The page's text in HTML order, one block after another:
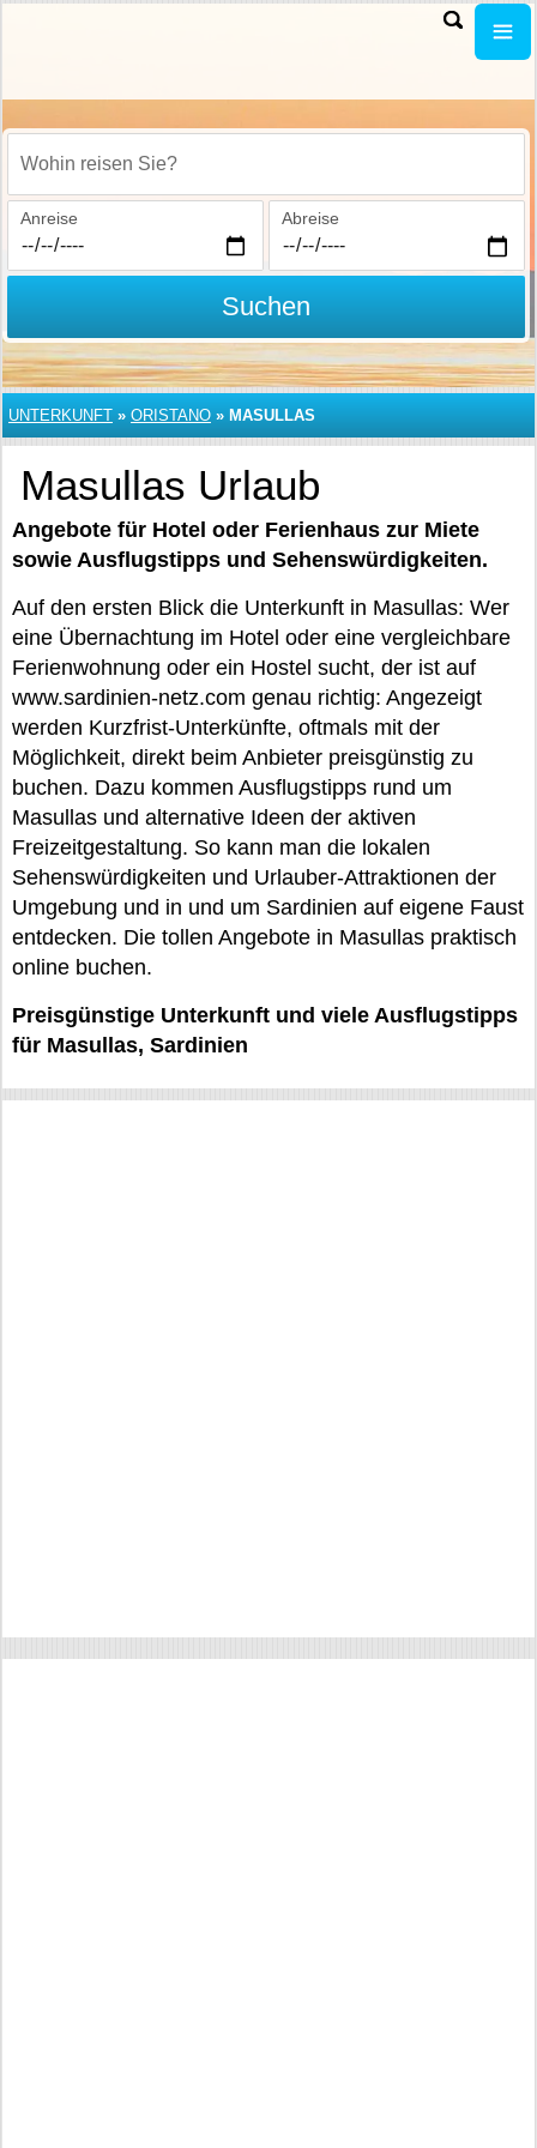
Wohin reisen Sie?
Anreise Abreise
Suchen
UNTERKUNFT » ORISTANO » MASULLAS
Masullas Urlaub
Angebote für Hotel oder Ferienhaus zur Miete
sowie Ausflugstipps und Sehenswürdigkeiten.
Auf den ersten Blick die Unterkunft in Masullas: Wer
eine Übernachtung im Hotel oder eine vergleichbare
Ferienwohnung oder ein Hostel sucht, der ist auf
www.sardinien-netz.com genau richtig: Angezeigt
werden Kurzfrist-Unterkünfte, oftmals mit der
Möglichkeit, direkt beim Anbieter preisgünstig zu
buchen. Dazu kommen Ausflugstipps rund um
Masullas und alternative Ideen der aktiven
Freizeitgestaltung. So kann man die lokalen
Sehenswürdigkeiten und Urlauber-Attraktionen der
Umgebung und in und um Sardinien auf eigene Faust
entdecken. Die tollen Angebote in Masullas praktisch
online buchen.
Preisgünstige Unterkunft und viele Ausflugstipps
für Masullas, Sardinien